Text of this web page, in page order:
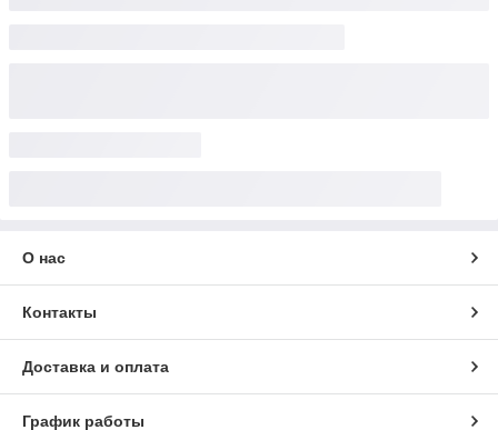
О нас
Контакты
Доставка и оплата
График работы